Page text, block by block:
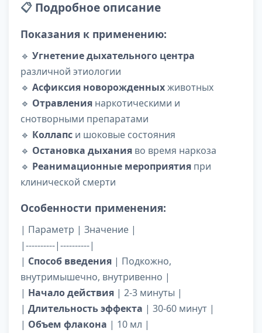
📋 Подробное описание
Показания к применению:
🔹 Угнетение дыхательного центра
различной этиологии
🔹 Асфиксия новорожденныхживотных
🔹 Отравления наркотическими и
снотворными препаратами
🔹 Коллапс и шоковые состояния
🔹 Остановка дыхания во время наркоза
🔹 Реанимационные мероприятия при
клинической смерти
Особенности применения:
| Параметр | Значение |
|----------|----------|
| Способ введения | Подкожно,
внутримышечно, внутривенно |
| Начало действия | 2-3 минуты |
| Длительность эффекта | 30-60 минут |
| Объем флакона | 10 мл |